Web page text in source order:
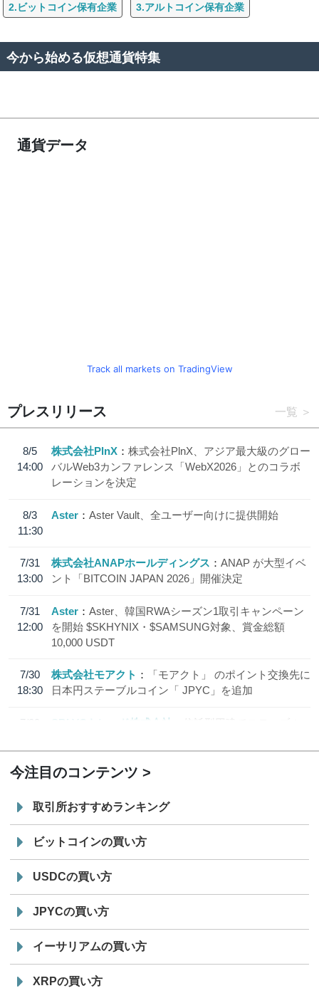
2.ビットコイン保有企業 3.アルトコイン保有企業
今から始める仮想通貨特集
通貨データ
Track all markets on TradingView
プレスリリース 一覧
8/5
14:00
株式会社PlnX
株式会社PlnX、アジア最大級のグロー
バルWeb3カンファレンス「WebX2026」とのコラボ
レーションを決定
8/3
11:30
Aster Aster Vault、全ユーザー向けに提供開始
7/31
13:00
株式会社ANAPホールディングス
ANAP が大型イベ
ント「BITCOIN JAPAN 2026」開催決定
7/31
12:00
Aster
Aster、韓国RWAシーズン1取引キャンペーン
を開始 $SKHYNIX・$SAMSUNG対象、賞金総額
10,000 USDT
7/30
18:30
株式会社モアクト
「モアクト」 のポイント交換先に
日本円ステーブルコイン「 JPYC」を追加
7/29
SBI VCトレード株式会社
信託型円建てステーブル
今注目のコンテンツ
取引所おすすめランキング
ビットコインの買い方
USDCの買い方
JPYCの買い方
イーサリアムの買い方
XRPの買い方